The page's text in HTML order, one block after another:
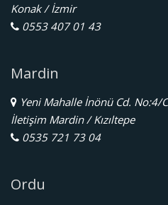
Konak / İzmir
0553 407 01 43
Mardin
Yeni Mahalle İnönü Cd. No:4/
İletişim Mardin / Kızıltepe
0535 721 73 04
Ordu